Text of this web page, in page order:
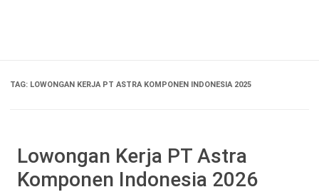
TAG: LOWONGAN KERJA PT ASTRA KOMPONEN INDONESIA 2025
Lowongan Kerja PT Astra
Komponen Indonesia 2026